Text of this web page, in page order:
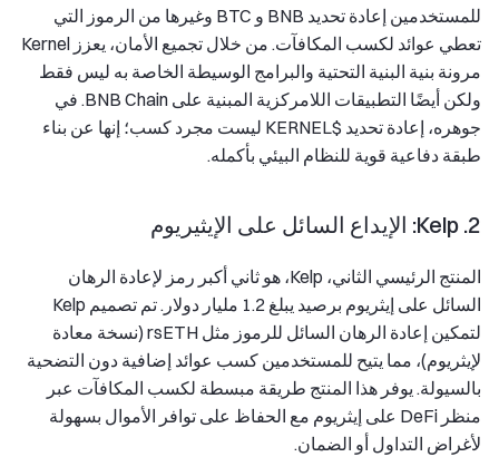
للمستخدمين إعادة تحديد BNB و BTC وغيرها من الرموز التي
تعطي عوائد لكسب المكافآت. من خلال تجميع الأمان، يعزز Kernel
مرونة بنية البنية التحتية والبرامج الوسيطة الخاصة به ليس فقط
ولكن أيضًا التطبيقات اللامركزية المبنية على BNB Chain. في
جوهره، إعادة تحديد $KERNEL ليست مجرد كسب؛ إنها عن بناء
طبقة دفاعية قوية للنظام البيئي بأكمله.
2. Kelp: الإيداع السائل على الإيثيريوم
المنتج الرئيسي الثاني، Kelp، هو ثاني أكبر رمز لإعادة الرهان
السائل على إيثريوم برصيد يبلغ 1.2 مليار دولار. تم تصميم Kelp
لتمكين إعادة الرهان السائل للرموز مثل rsETH (نسخة معادة
لإيثريوم)، مما يتيح للمستخدمين كسب عوائد إضافية دون التضحية
بالسيولة. يوفر هذا المنتج طريقة مبسطة لكسب المكافآت عبر
منظر DeFi على إيثريوم مع الحفاظ على توافر الأموال بسهولة
لأغراض التداول أو الضمان.